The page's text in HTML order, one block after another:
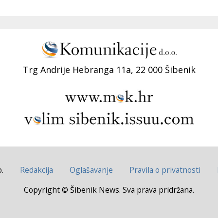
Trg Andrije Hebranga 11a, 22 000 Šibenik
Redakcija Oglašavanje Pravila o privatnosti
Copyright © Šibenik News. Sva prava pridržana.